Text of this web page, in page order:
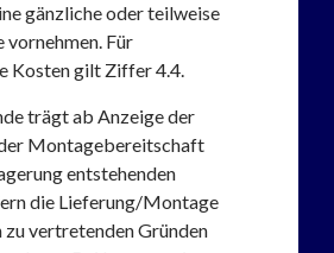
gänzliche oder teilweise
vornehmen. Für
Kosten gilt Ziffer 4.4.
trägt ab Anzeige der
Montagebereitschaft
entstehenden
die Lieferung/Montage
zu vertretenden Gründen